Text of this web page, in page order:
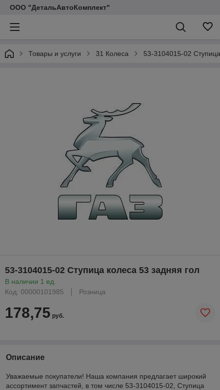
ООО "ДетальАвтоКомплект"
Товары и услуги 31 Колеса 53-3104015-02
53-3104015-02 Ступица колеса 53 задняя гол
В наличии 1 ед.
Код: 00000101985
Розница
178,75 руб.
Описание
Уважаемые покупатели! Наша компания предлагает широкий
ассортимент запчастей, в том числе 53-3104015-02, Ступица